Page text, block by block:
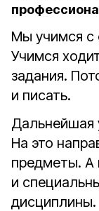
Мы учимся с
Учимся
задания.
и писать.
Дальнейшая
На это
предметы. А
и
дисциплины.